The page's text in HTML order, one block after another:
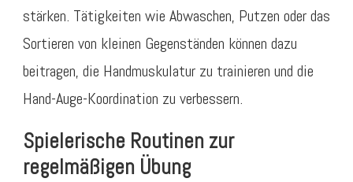
stärken. Tätigkeiten wie Abwaschen, Putzen oder das
Sortieren von kleinen Gegenständen können dazu
beitragen, die Handmuskulatur zu trainieren und die
Hand-Auge-Koordination zu verbessern.
Spielerische Routinen zur
regelmäßigen Übung